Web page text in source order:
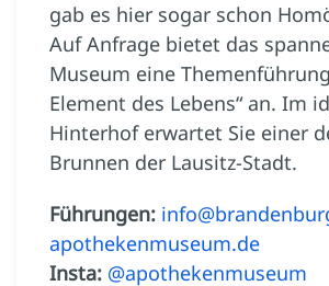
gab es hier sogar schon
Auf Anfrage bietet das
Museum eine
Element des Lebens“ an. Im
Hinterhof erwartet Sie einer
Brunnen der Lausitz-Stadt.
Führungen:
apothekenmuseum.de
Insta: @apothekenmuseum